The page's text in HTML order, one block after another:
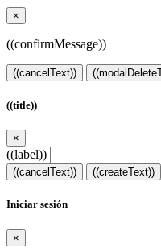
×
((confirmMessage))
((cancelText))
((title))
×
((label))
((cancelText)) ((createText))
Iniciar sesión
×